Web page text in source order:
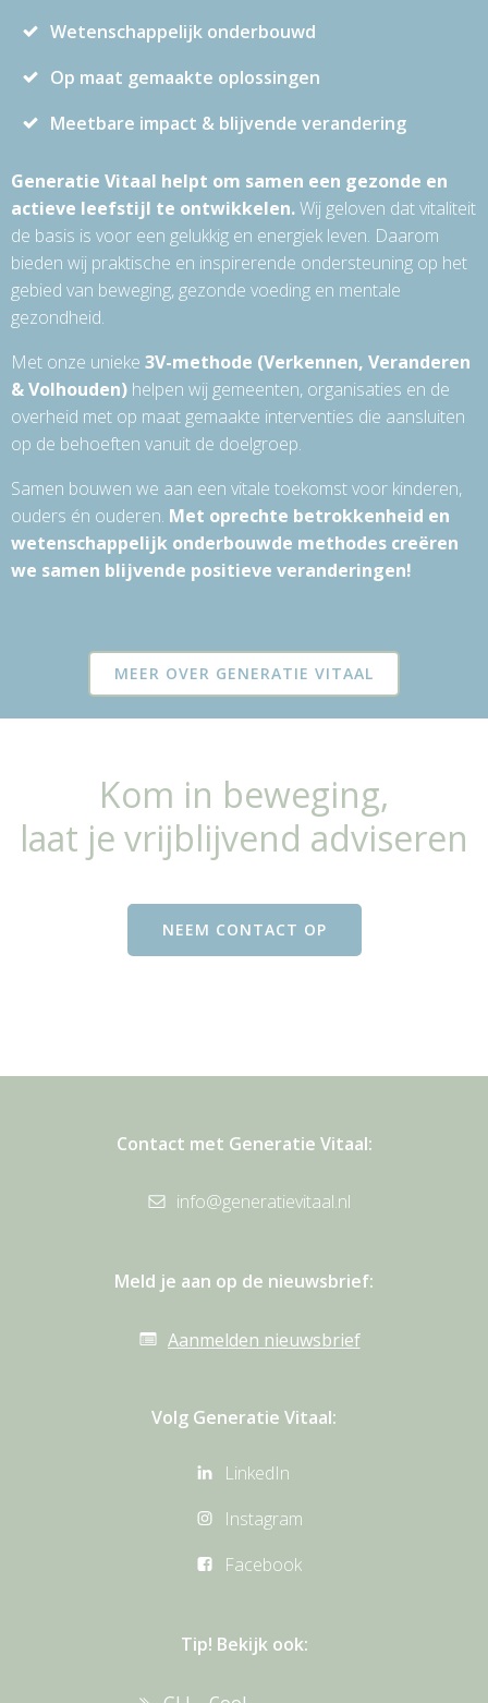
Wetenschappelijk onderbouwd
Op maat gemaakte oplossingen
Meetbare impact & blijvende verandering
Generatie Vitaal helpt om samen een gezonde en
actieve leefstijl te ontwikkelen.Wij geloven dat vitaliteit
de basis is voor een gelukkig en energiek leven. Daarom
bieden wij praktische en inspirerende ondersteuning op het
gebied van beweging, gezonde voeding en mentale
gezondheid.
Met onze unieke 3V-methode (Verkennen, Veranderen
& Volhouden) helpen wij gemeenten, organisaties en de
overheid met op maat gemaakte interventies die aansluiten
op de behoeften vanuit de doelgroep.
Samen bouwen we aan een vitale toekomst voor kinderen,
ouders én ouderen. Met oprechte betrokkenheid en
wetenschappelijk onderbouwde methodes creëren
we samen blijvende positieve veranderingen!
MEER OVER GENERATIE VITAAL
Kom in beweging,
laat je vrijblijvend adviseren
NEEM CONTACT OP
Contact met Generatie Vitaal:
info@generatievitaal.nl
Meld je aan op de nieuwsbrief:
Aanmelden nieuwsbrief
Volg Generatie Vitaal:
LinkedIn
Instagram
Facebook
Tip! Bekijk ook: